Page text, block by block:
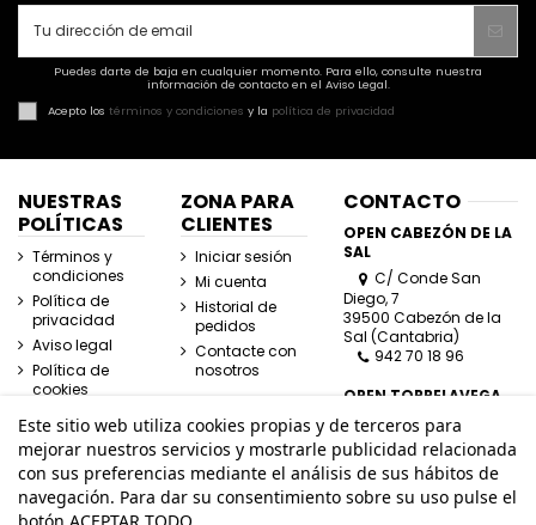
Puedes darte de baja en cualquier momento. Para ello, consulte nuestra
información de contacto en el Aviso Legal.
Acepto los términos y condiciones y la política de privacidad
NUESTRAS
POLÍTICAS
Términos y
condiciones
Política de
privacidad
Aviso legal
Política de
cookies
ZONA PARA
CLIENTES
Iniciar sesión
Mi cuenta
Historial de
pedidos
Contacte con
nosotros
CONTACTO
OPEN CABEZÓN DE LA
SAL
C/ Conde San
Diego, 7
39500 Cabezón de la
Sal (Cantabria)
942 70 18 96
OPEN TORRELAVEGA
C/ José Posada
Herrera, Esquina
Lasaga Larreta
39300 Torrelavega
(Cantabria)
Este sitio web utiliza cookies propias y de terceros para
mejorar nuestros servicios y mostrarle publicidad relacionada
con sus preferencias mediante el análisis de sus hábitos de
navegación. Para dar su consentimiento sobre su uso pulse el